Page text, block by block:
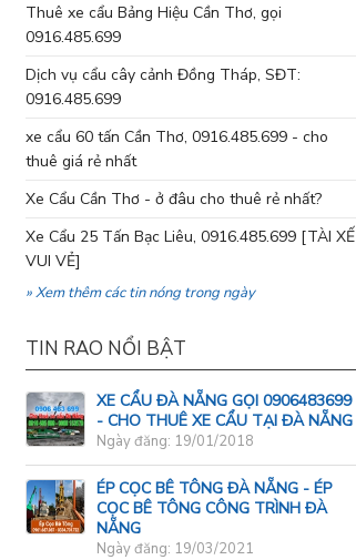
Thuê xe cẩu Bảng Hiệu Cần Thơ, gọi
0916.485.699
Dịch vụ cẩu cây cảnh Đồng Tháp, SĐT:
0916.485.699
xe cẩu 60 tấn Cần Thơ, 0916.485.699 - cho
thuê giá rẻ nhất
Xe Cẩu Cần Thơ - ở đâu cho thuê rẻ nhất?
Xe Cẩu 25 Tấn Bạc Liêu, 0916.485.699 [TÀI XẾ
VUI VẺ]
» Xem thêm các tin nóng trong ngày
TIN RAO NỔI BẬT
XE CẨU ĐÀ NẴNG GỌI 0906483699
- CHO THUÊ XE CẨU TẠI ĐÀ NẴNG
Ngày đăng: 19/01/2018
ÉP CỌC BÊ TÔNG ĐÀ NẴNG - ÉP
CỌC BÊ TÔNG CÔNG TRÌNH ĐÀ
NẴNG
Ngày đăng: 19/03/2021